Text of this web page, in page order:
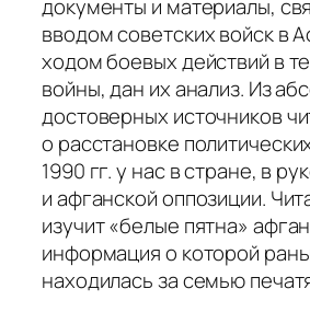
документы и материалы,
вводом советских войск в
ходом боевых действий в
войны, дан их анализ. Из
достоверных источников
о расстановке
1990 гг. у нас в стране, в
и афганской оппозиции.
изучит «белые пятна»
информация о которой
находилась за семью